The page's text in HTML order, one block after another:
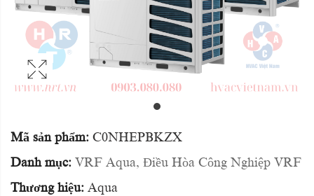
Mã sản phẩm: C0NHEPBKZX
Danh mục: VRF Aqua, Điều Hòa Công Nghiệp VRF
Thương hiệu: Aqua